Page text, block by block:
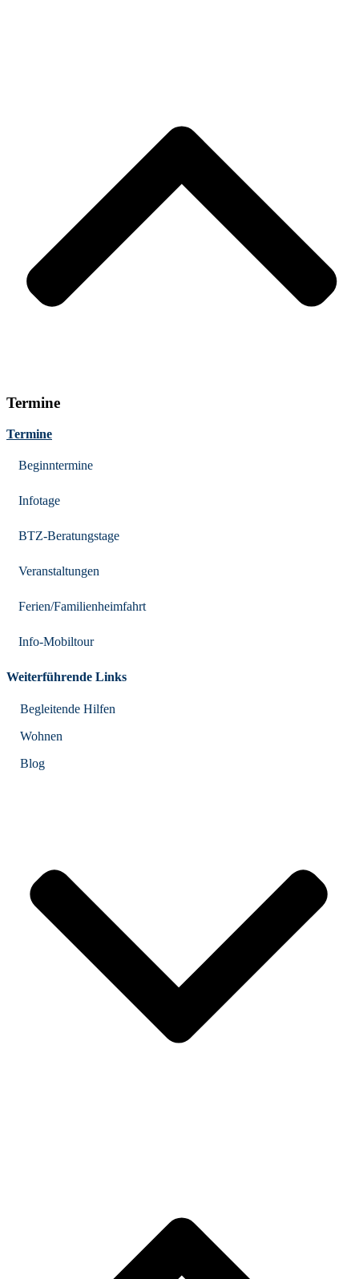
Termine
Termine
Beginntermine
Infotage
BTZ-Beratungstage
Veranstaltungen
Ferien/Familienheimfahrt
Info-Mobiltour
Weiterführende Links
Begleitende Hilfen
Wohnen
Blog